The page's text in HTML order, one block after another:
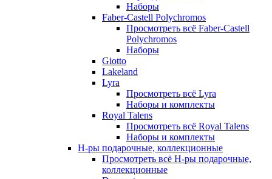
Наборы
Faber-Castell Polychromos
Просмотреть всё Faber-Castell
Polychromos
Наборы
Giotto
Lakeland
Lyra
Просмотреть всё Lyra
Наборы и комплекты
Royal Talens
Просмотреть всё Royal Talens
Наборы и комплекты
Н-ры подарочные, коллекционные
Просмотреть всё Н-ры подарочные,
коллекционные